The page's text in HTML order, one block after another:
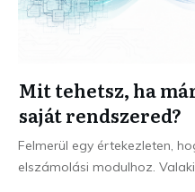
Mit tehetsz, ha
saját rendszered?
Felmerül egy értekezleten,
elszámolási modulhoz.